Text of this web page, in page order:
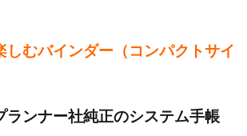
しむバインダー（コンパクトサイ
ランナー社純正のシステム手帳